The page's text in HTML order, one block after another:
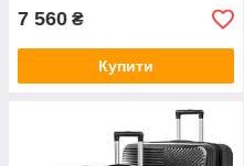
7 560 ₴
Купити